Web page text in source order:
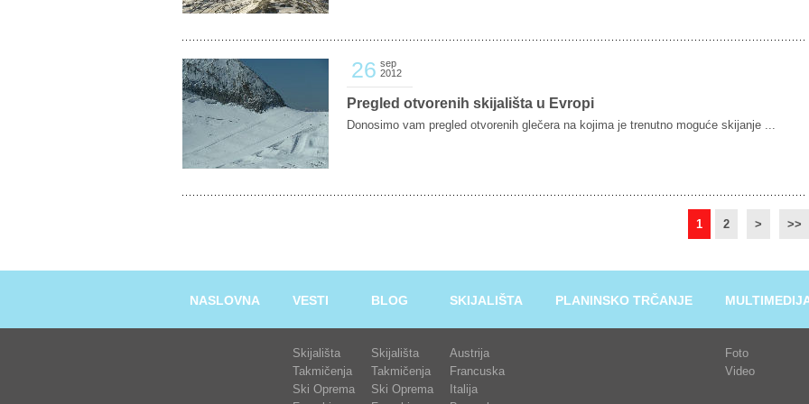
26 sep
2012
Pregled otvorenih skijališta u Evropi
Donosimo vam pregled otvorenih glečera na kojima je trenutno moguće skijanje ...
1 2 > >>
NASLOVNA VESTI
Skijališta
Takmičenja
Ski Oprema
BLOG
Skijališta
Takmičenja
Ski Oprema
SKIJALIŠTA
Austrija
Francuska
Italija
PLANINSKO TRČANJE
Foto
Video